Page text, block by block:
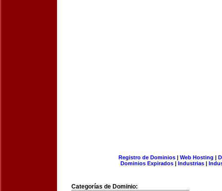
Registro de Dominios| Web Hosting |
Dominios Expirados | Industrias |
Categorías de Dominio: